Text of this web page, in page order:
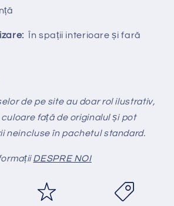
În spații interioare și fară
de pe site au doar rol ilustrativ,
față de originalul și pot
neincluse în pachetul standard.
DESPRE NOI